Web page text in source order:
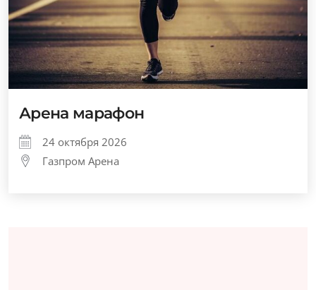
Арена марафон
24 октября 2026
Газпром Арена